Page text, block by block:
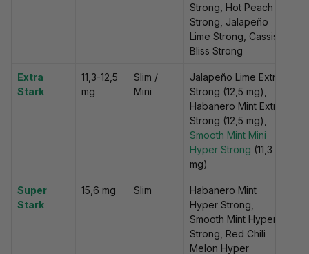
Strong, Hot Peach
Strong, Jalapeño
Lime Strong, Cassis
Bliss Strong
Extra
Stark
11,3-12,5
mg
Slim /
Mini
Jalapeño Lime Extra
Strong (12,5 mg),
Habanero Mint Extra
Strong (12,5 mg),
Smooth Mint Mini
Hyper Strong (11,3
mg)
Super
Stark
15,6 mg Slim
Habanero Mint
Hyper Strong,
Smooth Mint Hyper
Strong, Red Chili
Melon Hyper